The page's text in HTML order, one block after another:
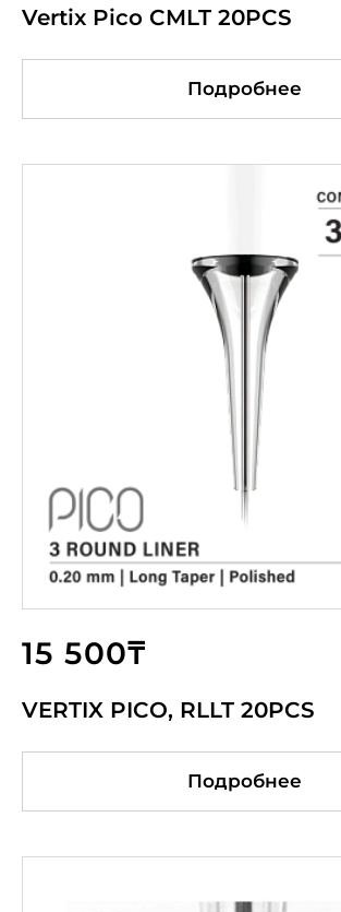
Vertix Pico CMLT 20PCS
Подробнее
15 500₸
VERTIX PICO, RLLT 20PCS
Подробнее